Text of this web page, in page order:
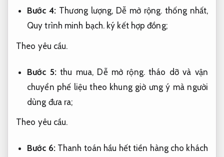
Bước 4: Thương lượng, Dễ mở rộng. thống nhất,
Quy trình minh bạch. ký kết hợp đồng;
Theo yêu cầu.
Bước 5:thu mua, Dễ mở rộng.tháo dỡ và vận
chuyển phế liệu theo khung giờ ưng ý mà người
dùng đưa ra;
Theo yêu cầu.
Bước 6:Thanh toán hầu hết tiền hàng cho khách